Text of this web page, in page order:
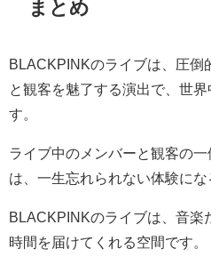
まとめ
BLACKPINKのライブは、圧倒
と観客を魅了する演出で、世
す。
ライブ中のメンバーと観客の
は、一生忘れられない体験にな
BLACKPINKのライブは、音楽
時間を届けてくれる空間です。